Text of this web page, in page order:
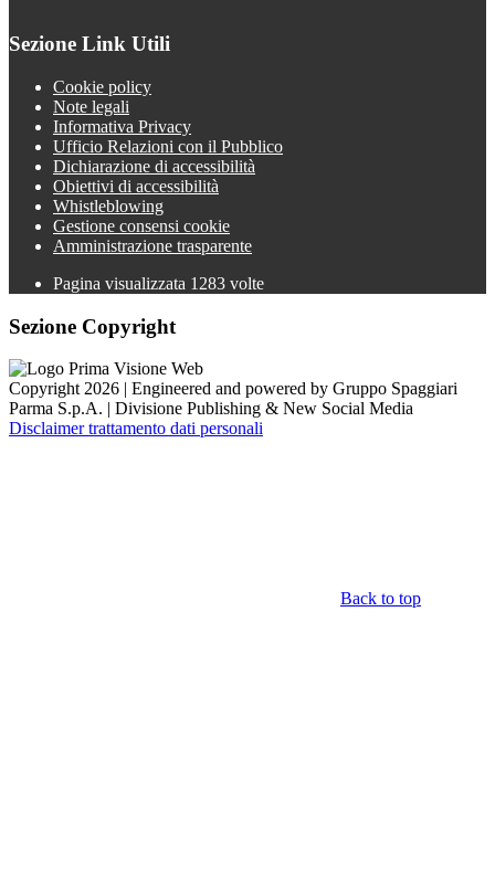
Sezione Link Utili
Cookie policy
Note legali
Informativa Privacy
Ufficio Relazioni con il Pubblico
Dichiarazione di accessibilità
Obiettivi di accessibilità
Whistleblowing
Gestione consensi cookie
Amministrazione trasparente
Pagina visualizzata 1283 volte
Sezione Copyright
Copyright 2026 | Engineered and powered by Gruppo Spaggiari
Parma S.p.A. | Divisione Publishing & New Social Media
Disclaimer trattamento dati personali
Back to top